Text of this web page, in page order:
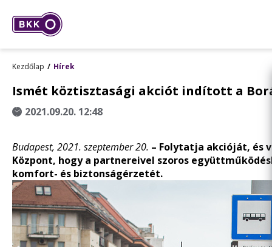
Kezdőlap Hírek
Ismét köztisztasági akciót indított a
2021.09.20. 12:48
Budapest, 2021. szeptember 20. – Folytatja akcióját, és
Központ, hogy a partnereivel szoros
komfort- és biztonságérzetét.